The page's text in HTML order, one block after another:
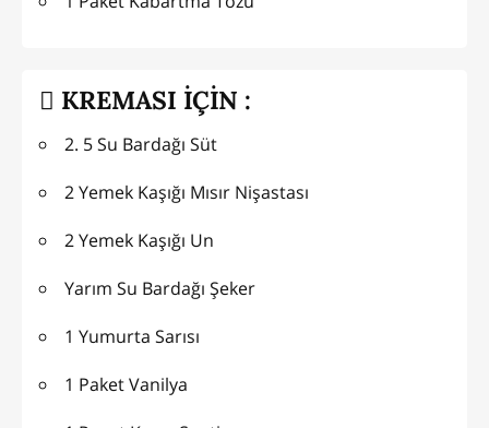
KREMASI İÇİN :
2. 5 Su Bardağı Süt
2 Yemek Kaşığı Mısır Nişastası
2 Yemek Kaşığı Un
Yarım Su Bardağı Şeker
1 Yumurta Sarısı
1 Paket Vanilya